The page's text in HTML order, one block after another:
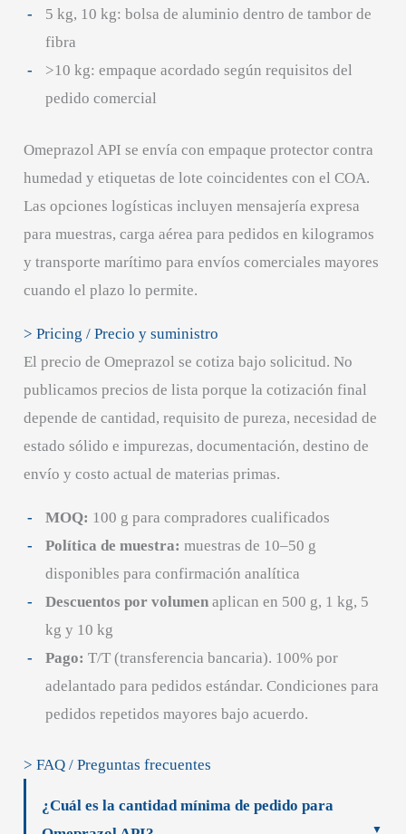
5 kg, 10 kg: bolsa de aluminio dentro de tambor de
fibra
>10 kg: empaque acordado según requisitos del
pedido comercial
Omeprazol API se envía con empaque protector contra
humedad y etiquetas de lote coincidentes con el COA.
Las opciones logísticas incluyen mensajería expresa
para muestras, carga aérea para pedidos en kilogramos
y transporte marítimo para envíos comerciales mayores
cuando el plazo lo permite.
> Pricing / Precio y suministro
El precio de Omeprazol se cotiza bajo solicitud. No
publicamos precios de lista porque la cotización final
depende de cantidad, requisito de pureza, necesidad de
estado sólido e impurezas, documentación, destino de
envío y costo actual de materias primas.
MOQ: 100 g para compradores cualificados
Política de muestra: muestras de 10–50 g
disponibles para confirmación analítica
Descuentos por volumenaplican en 500 g, 1 kg, 5
kg y 10 kg
Pago: T/T (transferencia bancaria). 100% por
adelantado para pedidos estándar. Condiciones para
pedidos repetidos mayores bajo acuerdo.
> FAQ / Preguntas frecuentes
¿Cuál es la cantidad mínima de pedido para